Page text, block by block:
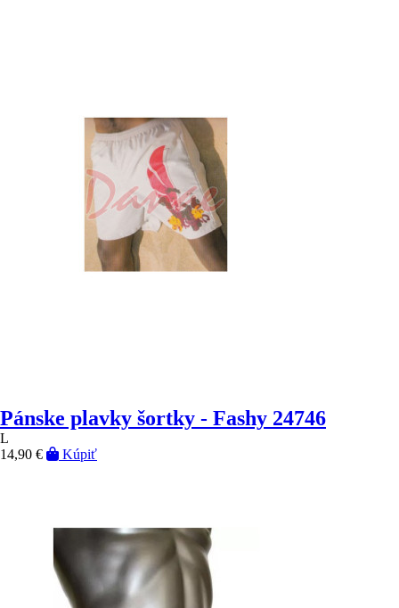
Pánske plavky šortky - Fashy 24746
L
14,90 €
Kúpiť